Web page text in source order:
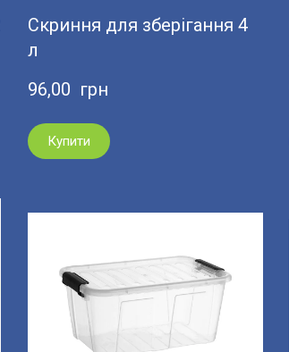
Скриння для зберігання 4
л
96,00  грн
Купити